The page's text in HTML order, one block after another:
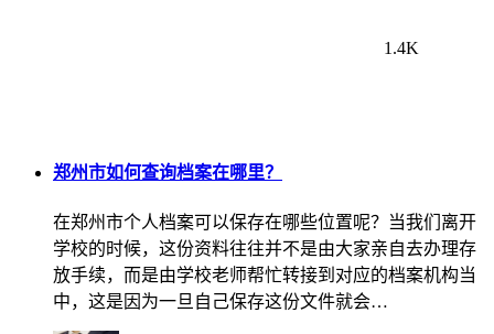
1.4K
郑州市如何查询档案在哪里？
在郑州市个人档案可以保存在哪些位置呢？当我们离开
学校的时候，这份资料往往并不是由大家亲自去办理存
放手续，而是由学校老师帮忙转接到对应的档案机构当
中，这是因为一旦自己保存这份文件就会…